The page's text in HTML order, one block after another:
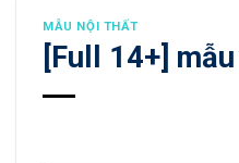
MẪU NỘI THẤT
[Full 14+]